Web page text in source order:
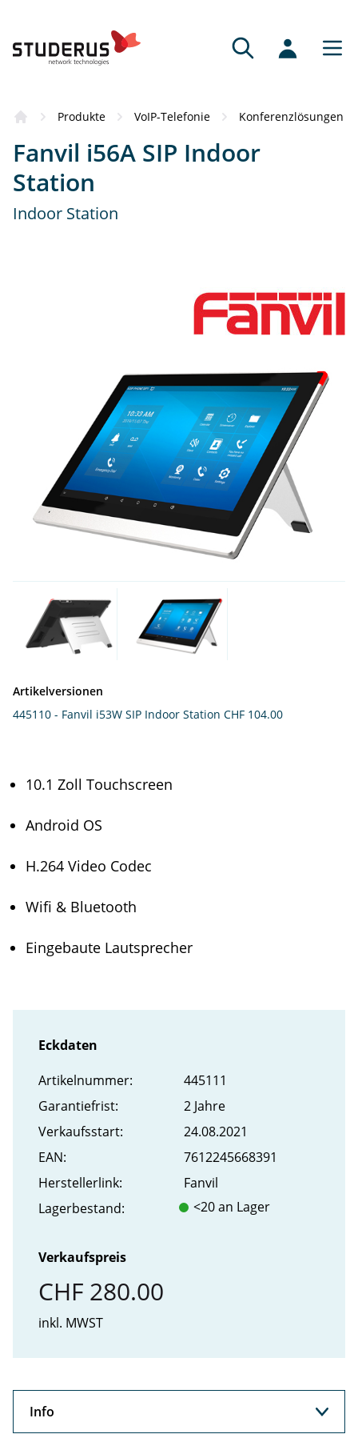
Produkte VoIP-Telefonie Konferenzlösungen
Fanvil i56A SIP Indoor
Station
Indoor Station
Artikelversionen
445110 - Fanvil i53W SIP Indoor Station CHF 104.00
10.1 Zoll Touchscreen
Android OS
H.264 Video Codec
Wifi & Bluetooth
Eingebaute Lautsprecher
Eckdaten
Artikel­nummer:
445111
Garantiefrist:
2 Jahre
Verkaufs­start:
24.08.2021
EAN:
7612245668391
Hersteller­link:
Fanvil
Lager­bestand:
<20 an Lager
Verkaufspreis
CHF 280.00
inkl. MWST
Info